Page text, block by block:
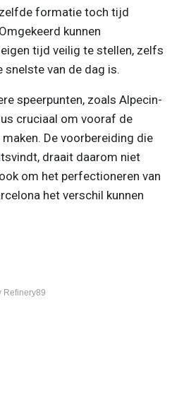
formatie toch tijd
kunnen
tijd veilig te stellen, zelfs
snelste van de dag is.
speerpunten, zoals Alpecin-
cruciaal om vooraf de
De voorbereiding die
draait daarom niet
om het perfectioneren van
het verschil kunnen
Refinery89